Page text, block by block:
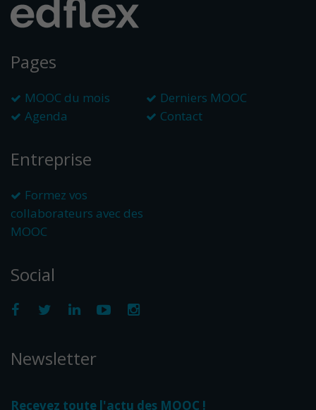
Pages
MOOC du mois
Derniers MOOC
Agenda
Contact
Entreprise
Formez vos
collaborateurs avec des
MOOC
Social
Newsletter
Recevez toute l'actu des MOOC !